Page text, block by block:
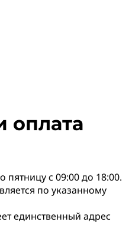
оплата
пятницу с 09:00 до 18:00.
по указанному
единственный адрес